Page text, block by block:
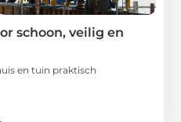
schoon, veilig en
en tuin praktisch